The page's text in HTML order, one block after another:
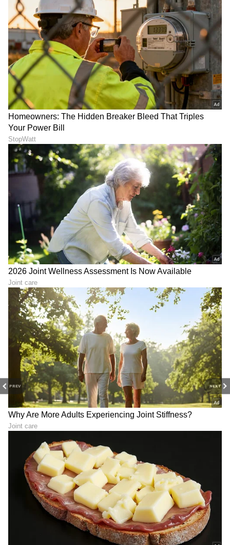
PREV NEXT
ಷಡ್ಯಂತ್ರಕ್ಕೆ ಶಕುನಿ ಮಾಮಾ ಸಾಥ್ ನೀಡ್ತಾನಾ ಎಂಬುದರ
ಬಗ್ಗೆ ಅನುಮಾನವಿದೆ. ಜೈಲಿನಿಂದ ಬಂದ ಬಳಿಕ ಗೌತಮ್‌
ಜೊತೆಯಲ್ಲಿ ನಿಂತುಕೊಂಡು ಲಕ್ಷ್ಮೀಕಾಂತ್ ಕೆಲಸ ಮಾಡಿದ್ದನು.
ತಂಗಿ ಮತ್ತು ಸೋದರಳಿಯನಿಗೆ ಲಕ್ಷ್ಮೀಕಾಂತ್ ಸಾಥ್ ಕೊಟ್ಟು
ಗೌತಮ್ ವಿರುದ್ಧ ಹೋಗ್ತಾನಾ ಎಂಬುವುದು ಮುಂದಿನ
ದಿನಗಳಲ್ಲಿ ತಿಳಿಯಲಿದೆ.
5
5
Image Credit :Zee Kannada
ಮಲ್ಲಿ ಬರ್ತಾಳಾ?
ಸೀರಿಯಲ್ 2.ಓ ತಿರುವು ಪಡೆದುಕೊಂಡಿರುವ ಕಾರಣ ಮಲ್ಲಿ
ಮತ್ತೆ ಕಂಬ್ಯಾಕ್ ಮಾಡುವ ಸಾಧ್ಯತೆಗಳಿವೆ. ಐಪಿಎಸ್
ಅಧಿಕಾರಿಯಾಗಿರುವ ಮಲ್ಲಿ ಮೂಲಕ ಜೈದೇವ್ ಮತ್ತು
ಶಕುಂತಲಾ ಪಾತ್ರವನ್ನು ಕೊನೆ ಮಾಡಬಹುದು ಎಂದು
ಸೀರಿಯಲ್ ವೀಕ್ಷಕರು ಮಾತನಾಡಿಕೊಳ್ಳುತ್ತಿದ್ದಾರೆ.
LATEST VIDEOS